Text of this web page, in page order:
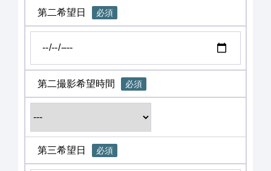
第二希望日 必須
第二撮影希望時間 必須
第三希望日 必須